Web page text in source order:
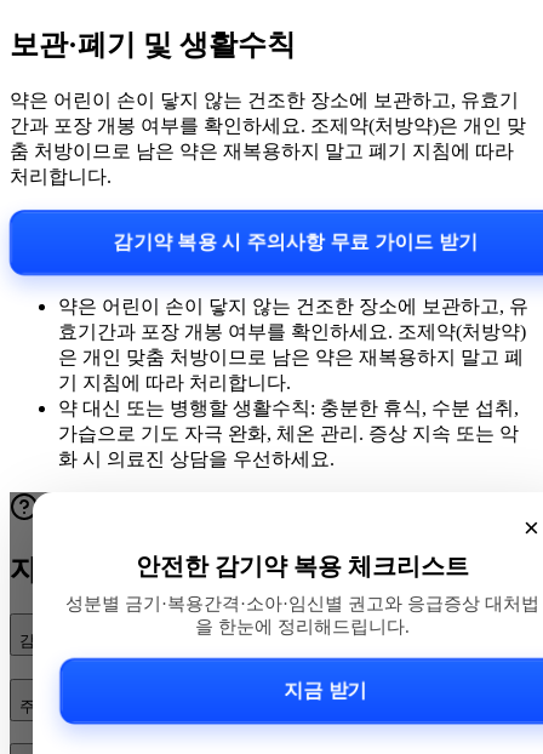
보관·폐기 및 생활수칙
약은 어린이 손이 닿지 않는 건조한 장소에 보관하고, 유효기
간과 포장 개봉 여부를 확인하세요. 조제약(처방약)은 개인 맞
춤 처방이므로 남은 약은 재복용하지 말고 폐기 지침에 따라
처리합니다.
감기약 복용 시 주의사항 무료 가이드 받기
약은 어린이 손이 닿지 않는 건조한 장소에 보관하고, 유
효기간과 포장 개봉 여부를 확인하세요. 조제약(처방약)
은 개인 맞춤 처방이므로 남은 약은 재복용하지 말고 폐
기 지침에 따라 처리합니다.
약 대신 또는 병행할 생활수칙: 충분한 휴식, 수분 섭취,
가습으로 기도 자극 완화, 체온 관리. 증상 지속 또는 악
화 시 의료진 상담을 우선하세요.
×
안전한 감기약 복용 체크리스트
성분별 금기·복용간격·소아·임신별 권고와 응급증상 대처법
을 한눈에 정리해드립니다.
지금 받기
자주 묻는 질문
감기약 복용 전 무엇을 먼저 확인해야 하나요?
주요 성분별로 어떤 주의사항이 있나요?